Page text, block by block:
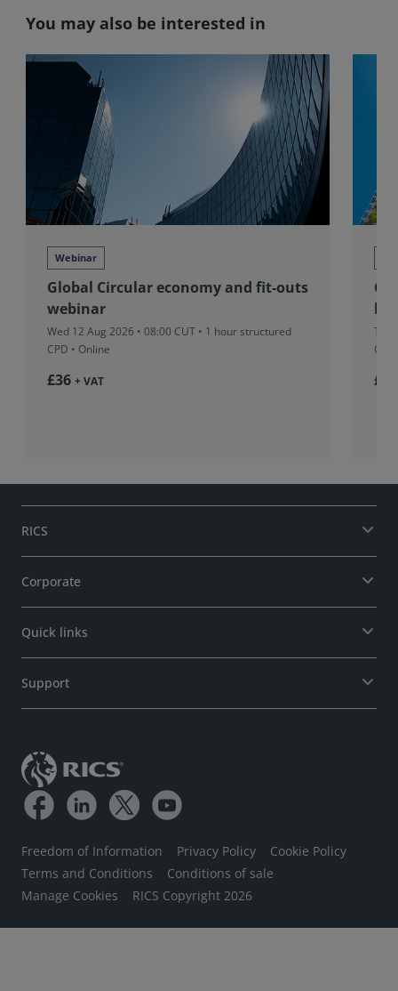
You may also be interested in
Webinar
Global Circular economy and fit-outs
webinar
Wed 12 Aug 2026 • 08:00 CUT • 1 hour structured
CPD • Online
£36 + VAT
Tue
£37
RICS
Corporate
Quick links
Support
Freedom of Information Privacy Policy
Cookie Policy
Terms and Conditions
Conditions of sale
Manage Cookies
RICS Copyright 2026